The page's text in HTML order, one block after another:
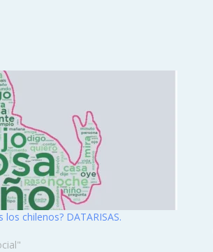
chilenos? DATARISAS.